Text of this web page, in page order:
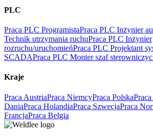
PLC
Praca PLC ProgramistaPraca PLC Inżynier
Technik utrzymania ruchuPraca PLC Inżynier
rozruchu/uruchomieńPraca PLC Projektant
SCADAPraca PLC Monter szaf
Kraje
Praca AustriaPraca NiemcyPraca Polska
DaniaPraca HolandiaPraca SzwecjaPraca
FrancjaPraca Belgia